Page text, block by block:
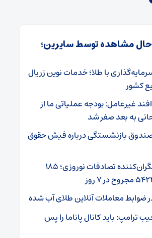
حال مشاهده توسط سایرین؛
با طلا؛ خدمات نوین زریال
کشور
غیرعامل: بودجه عملیاتی ما از
به بعد صفر شد
صندوق بازنشستگی درباره فیش حقوق
افزایش نگران‌کننده تصادفات نوروزی؛ ۱۸۵
ضوابط معاملات آنلاین طلای آب شده
ترامپ: باید کانال پاناما را پس